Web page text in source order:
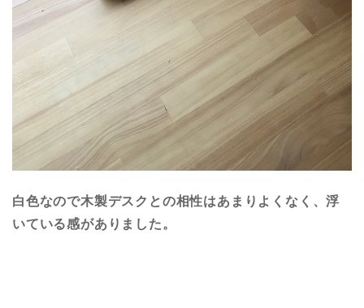
白色なので木製デスクとの相性はあまりよくなく、浮
いている感がありました。